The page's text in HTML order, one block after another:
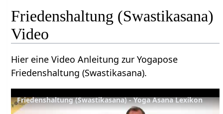
Friedenshaltung (Swastikasana)
Video
Hier eine Video Anleitung zur Yogapose
Friedenshaltung (Swastikasana).
Friedenshaltung (Swastikasana) - Yoga Asana Lexikon